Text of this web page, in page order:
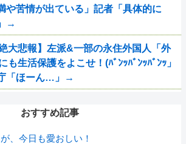
や苦情が出ている」記者「具体的に
→
絶大悲報】左派&一部の永住外国人「外
も生活保護をよこせ！(ﾊﾞﾝｯﾊﾞﾝｯﾊﾞﾝｯ」
「ほーん…」→
おすすめ記事
、今日も愛おしい！